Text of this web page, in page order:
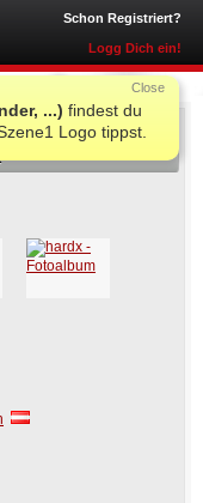
Schon Registriert?
Logg Dich ein!
...) findest du
Logo tippst.
Close